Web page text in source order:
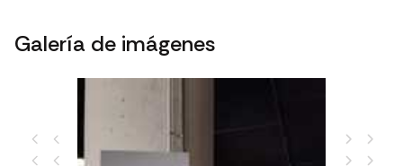
Galería de imágenes
Tòtem de càlcul de preus del taxi de la